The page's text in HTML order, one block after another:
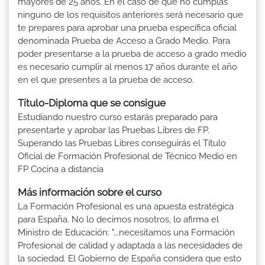
ninguno de los requisitos anteriores será necesario que
te prepares para aprobar una prueba específica oficial
denominada Prueba de Acceso a Grado Medio. Para
poder presentarse a la prueba de acceso a grado medio
es necesario cumplir al menos 17 años durante el año
en el que presentes a la prueba de acceso.
Título-Diploma que se consigue
Estudiando nuestro curso estarás preparado para
presentarte y aprobar las Pruebas Libres de FP.
Superando las Pruebas Libres conseguirás el Título
Oficial de Formación Profesional de Técnico Medio en
FP Cocina a distancia
Más información sobre el curso
La Formación Profesional es una apuesta estratégica
para España. No lo decimos nosotros, lo afirma el
Ministro de Educación: "...necesitamos una Formación
Profesional de calidad y adaptada a las necesidades de
la sociedad. El Gobierno de España considera que esto